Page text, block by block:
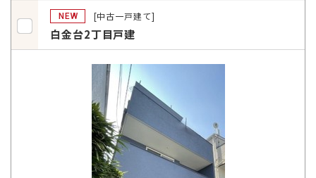
NEW [中古一戸建て]
白金台2丁目戸建